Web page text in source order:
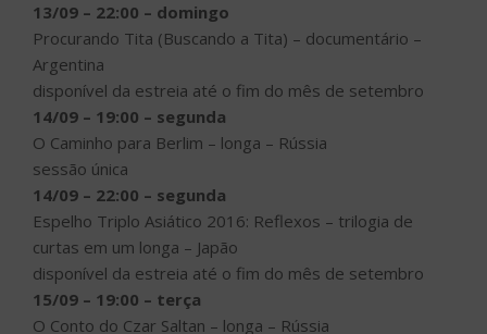
13/09 – 22:00 – domingo
Procurando Tita (Buscando a Tita) – documentário –
Argentina
disponível da estreia até o fim do mês de setembro
14/09 – 19:00 – segunda
O Caminho para Berlim – longa – Rússia
sessão única
14/09 – 22:00 – segunda
Espelho Triplo Asiático 2016: Reflexos – trilogia de
curtas em um longa – Japão
disponível da estreia até o fim do mês de setembro
15/09 – 19:00 – terça
O Conto do Czar Saltan – longa – Rússia